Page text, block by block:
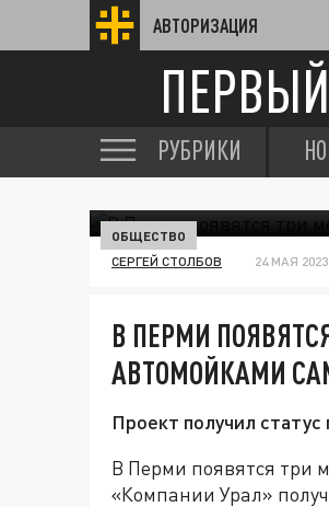
АВТОРИЗАЦИЯ
РУБРИКИ
ОБЩЕСТВО
СЕРГЕЙ СТОЛБОВ 24 МАЯ 2023
В ПЕРМИ
АВТОМОЙКАМИ
Проект получил
В Перми появятся три
«Компании Урал»